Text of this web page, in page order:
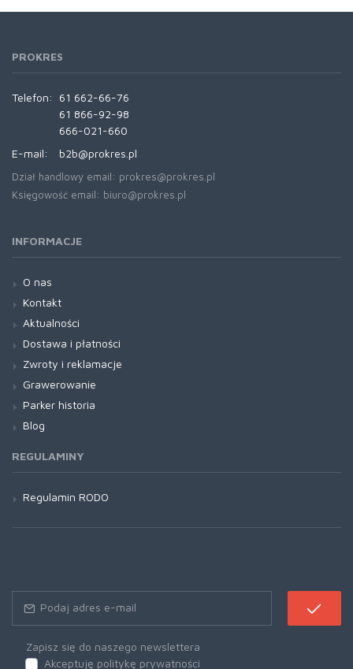
PROKRES
Telefon:
61 662-66-76
61 866-92-98
666-021-660
E-mail:
b2b@prokres.pl
Dział handlowy email: prokres@prokres.pl
Księgowość email: biuro@prokres.pl
INFORMACJE
O nas
Kontakt
Aktualności
Dostawa i płatności
Zwroty i reklamacje
Grawerowanie
Parker historia
Blog
REGULAMINY
Regulamin RODO
Zapisz się do naszego newslettera
Akceptuję politykę prywatności